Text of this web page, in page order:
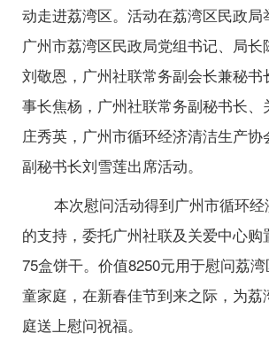
动走进荔湾区。活动在荔湾区民政局
广州市荔湾区民政局党组书记、局长
刘敬恩，广州社联常务副会长兼秘书
事长焦杨，广州社联常务副秘书长、
庄秀英，广州市循环经济清洁生产协
副秘书长刘雪莲出席活动。
本次慰问活动得到广州市循环
的支持，委托广州社联及关爱中心购
75盒饼干。价值8250元用于慰问荔
童家庭，在新春佳节到来之际，为荔
庭送上慰问祝福。